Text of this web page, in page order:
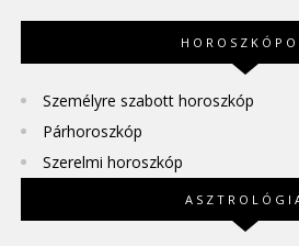
Személyre szabott horoszkóp
Párhoroszkóp
Szerelmi horoszkóp